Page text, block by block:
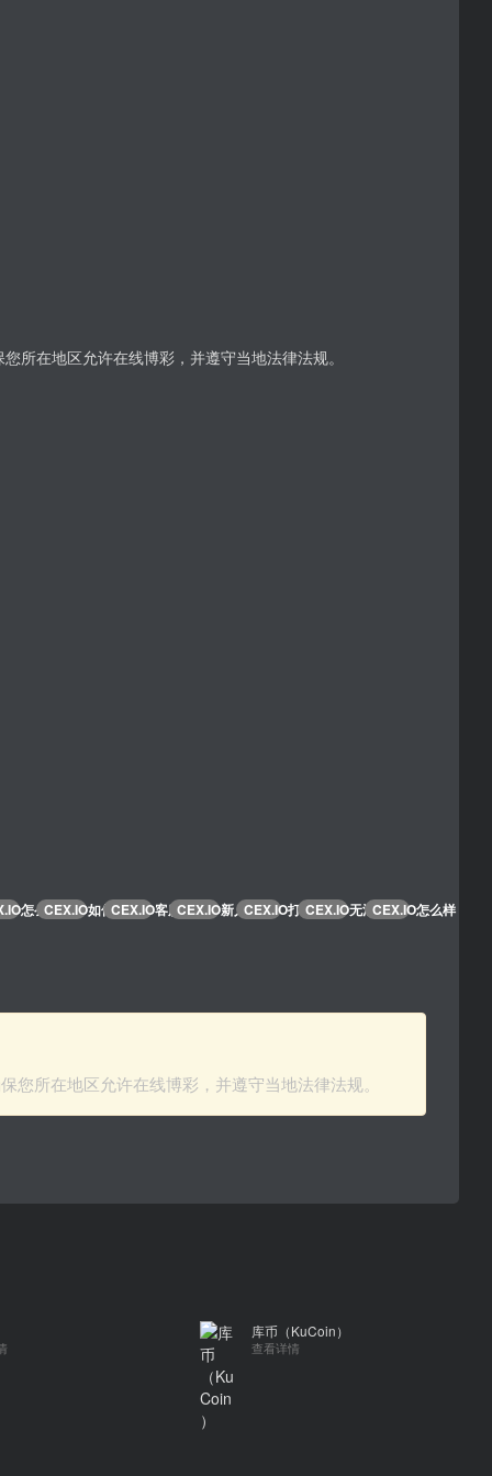
所在地区允许在线博彩，并遵守当地法律法规。
怎么充值
CEX.IO如何提现CEX.IO客服电话CEX.IO新人优惠CEX.IO打不开CEX.IO无法登录CEX.IO怎么样
所在地区允许在线博彩，并遵守当地法律法规。
库币（KuCoin）
查看详情